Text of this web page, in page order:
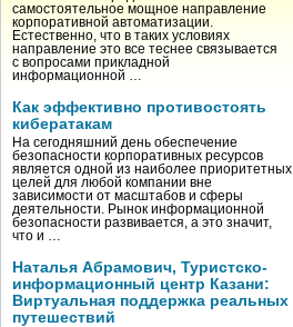
самостоятельное мощное направление
корпоративной автоматизации.
Естественно, что в таких условиях
направление это все теснее связывается
с вопросами прикладной
информационной …
Как эффективно противостоять
кибератакам
На сегодняшний день обеспечение
безопасности корпоративных ресурсов
является одной из наиболее приоритетных
целей для любой компании вне
зависимости от масштабов и сферы
деятельности. Рынок информационной
безопасности развивается, а это значит,
что и …
Наталья Абрамович, Туристско-
информационный центр Казани:
Виртуальная поддержка реальных
путешествий